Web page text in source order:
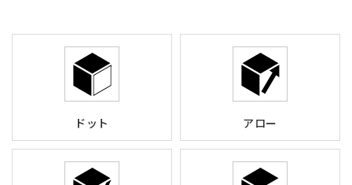
ドット アロー